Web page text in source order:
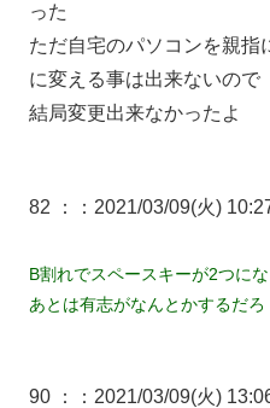
った
ただ自宅のパソコンを親
に変える事は出来ないので
結局変更出来なかったよ
82 ： ：2021/03/09(火)
B割れでスペースキーが2つに
あとは有志がなんとかするだろ
90 ： ：2021/03/09(火)